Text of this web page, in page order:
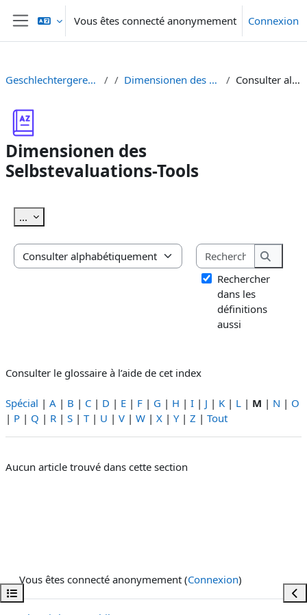
Passer au contenu principal
Panneau latéral
Vous êtes connecté anonymement Connexion
Ouvrir l’index du cours
Geschlechtergerechte Hochschullehre Dimensionen des Selbstevaluations-Tools Consulter alphabétiquement
Dimensionen des
Selbstevaluations-Tools
... Exporter des articles
Consulter le glossaire à l’aide de cet index
Rechercher
Rechercher
dans les
définitions
aussi
Consulter le glossaire à l’aide de cet index
Spécial | A | B | C | D | E | F | G | H | I | J | K | L | M | N | O
| P | Q | R | S | T| U | V | W | X | Y| Z | Tout
Aucun article trouvé dans cette section
Vous êtes connecté anonymement (Connexion)